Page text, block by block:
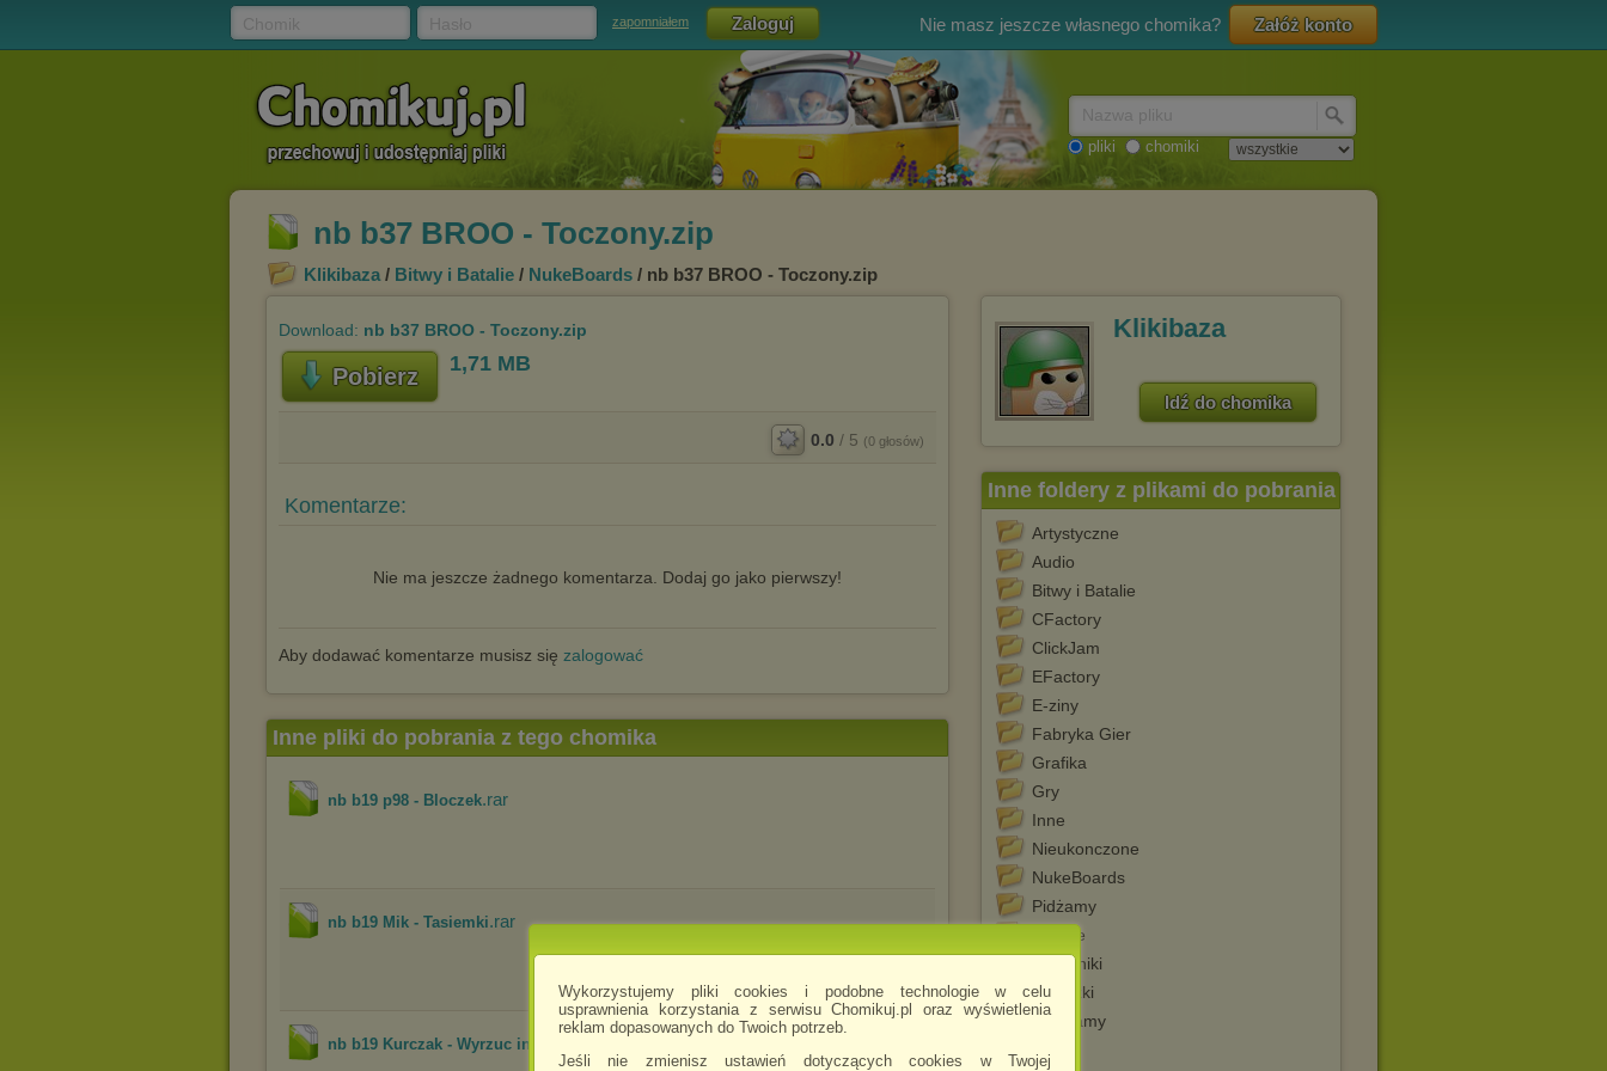
Wykorzystujemy pliki cookies i podobne technologie w celu
usprawnienia korzystania z serwisu Chomikuj.pl oraz wyświetlenia
reklam dopasowanych do Twoich potrzeb.
Jeśli nie zmienisz ustawień dotyczących cookies w Twojej
zapomniałem Nie masz jeszcze własnego chomika? Załóż konto
pliki chomiki
nb b37 BROO - Toczony.zip
Klikibaza / Bitwy i Batalie / NukeBoards / nb b37 BROO - Toczony.zip
Download: nb b37 BROO - Toczony.zip
Pobierz 1,71 MB
0.0 / 5 (0 głosów)
Komentarze:
Nie ma jeszcze żadnego komentarza. Dodaj go jako pierwszy!
Aby dodawać komentarze musisz się zalogować
Klikibaza
Idź do chomika
Inne foldery z plikami do pobrania
Artystyczne
Audio
Bitwy i Batalie
CFactory
ClickJam
EFactory
E-ziny
Fabryka Gier
Grafika
Gry
Inne
Nieukonczone
NukeBoards
Pidżamy
Polskie
Poradniki
Potyczki
Programy
Inne pliki do pobrania z tego chomika
nb b19 p98 - Bloczek.rar
nb b19 Mik - Tasiemki.rar
nb b19 Kurczak - Wyrzuc intruza